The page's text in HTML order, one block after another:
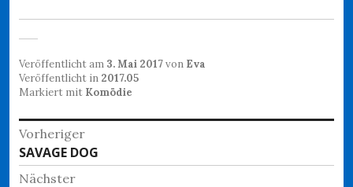
Veröffentlicht am 3. Mai 2017von Eva
Veröffentlicht in 2017.05
Markiert mit Komödie
Beitragsnavigation
Vorheriger
Vorheriger
Beitrag:
SAVAGE DOG
Nächster